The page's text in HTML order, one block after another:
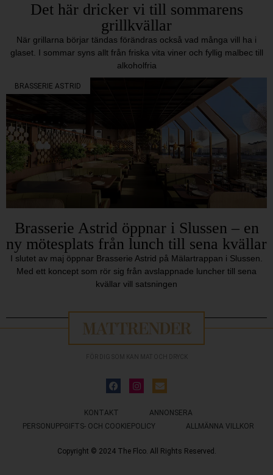
Det här dricker vi till sommarens
grillkvällar
När grillarna börjar tändas förändras också vad många vill ha i
glaset. I sommar syns allt från friska vita viner och fyllig malbec till
alkoholfria
BRASSERIE ASTRID
Brasserie Astrid öppnar i Slussen – en
ny mötesplats från lunch till sena kvällar
I slutet av maj öppnar Brasserie Astrid på Mälartrappan i Slussen.
Med ett koncept som rör sig från avslappnade luncher till sena
kvällar vill satsningen
FÖR DIG SOM KAN MAT OCH DRYCK
KONTAKT
ANNONSERA
PERSONUPPGIFTS- OCH COOKIEPOLICY
ALLMÄNNA VILLKOR
Copyright © 2024 The Flco. All Rights Reserved.